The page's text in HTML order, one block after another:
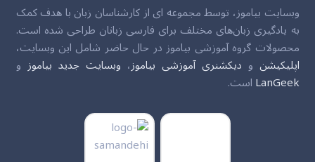
وبسایت بیاموز، توسط مجموعه ای از کارشناسان زبان با هدف کمک
به یادگیری زبان‌های مختلف برای فارسی زبانان طراحی شده است.
محصولات گروه آموزشی بیاموز در حال حاضر شامل این وبسایت،
اپلیکیشن و دیکشنری آموزشی بیاموز، وبسایت جدید بیاموز و
LanGeekاست.